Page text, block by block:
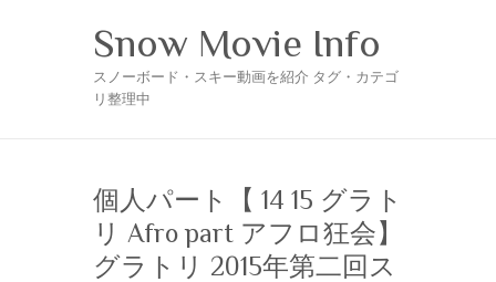
Snow Movie Info
スノーボード・スキー動画を紹介 タグ・カテゴ
リ整理中
個人パート【 14 15 グラト
リ Afro part アフロ狂会】
グラトリ 2015年第二回ス